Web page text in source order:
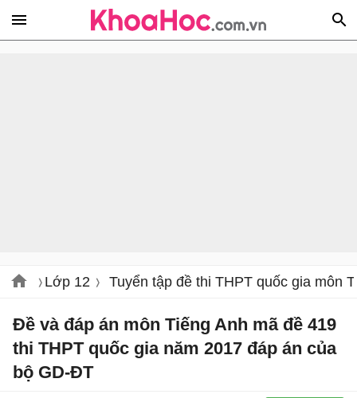
Lớp 12 Tuyển tập đề thi THPT quốc gia môn
Đề và đáp án môn Tiếng Anh mã đề 419
thi THPT quốc gia năm 2017 đáp án của
bộ GD-ĐT